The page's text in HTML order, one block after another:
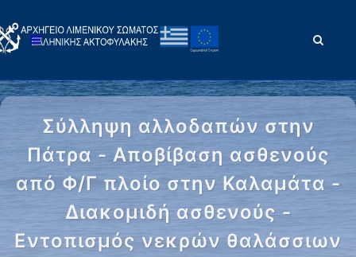
Σύλληψη αλλοδαπών στην
Πάτρα - Αποβίβαση ασθενούς
από Φ/Γ πλοίο στην Καλαμάτα -
Διακομιδή ασθενούς -
Εντοπισμός νεκρών θαλάσσιων